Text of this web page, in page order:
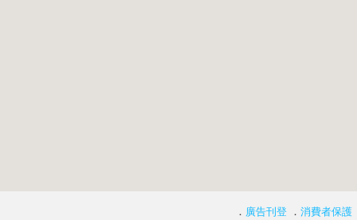
． 廣告刊登 ． 消費者保護